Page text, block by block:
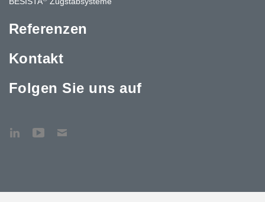
Referenzen
Kontakt
Folgen Sie uns auf